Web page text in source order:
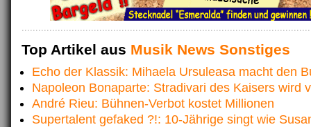
Top Artikel aus Musik News Sonstiges
Echo der Klassik: Mihaela Ursuleasa macht den
Napoleon Bonaparte: Stradivari des Kaisers wird
André Rieu: Bühnen-Verbot kostet Millionen
Supertalent gefaked ?!: 10-Jährige singt wie